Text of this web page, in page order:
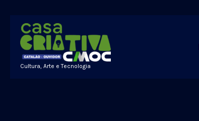
Cultura, Arte e Tecnologia